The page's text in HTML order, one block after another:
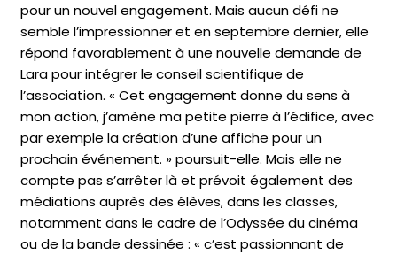
pour un nouvel engagement. Mais aucun défi ne
semble l’impressionner et en septembre dernier, elle
répond favorablement à une nouvelle demande de
Lara pour intégrer le conseil scientifique de
l’association. « Cet engagement donne du sens à
mon action, j’amène ma petite pierre à l’édifice, avec
par exemple la création d’une affiche pour un
prochain événement. » poursuit-elle. Mais elle ne
compte pas s’arrêter là et prévoit également des
médiations auprès des élèves, dans les classes,
notamment dans le cadre de l’Odyssée du cinéma
ou de la bande dessinée : « c’est passionnant de